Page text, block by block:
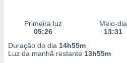
Primeira luz
05:26
Meio-dia
13:31
Duração do dia 14h55m
Luz da manhã restante 13h55m